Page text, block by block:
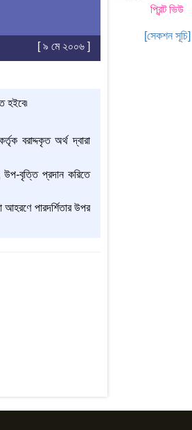
প্রিন্ট ভিউ
[সেকশন সূচি]
[ ৯ মে ২০০৬ ]
হইবে৷
বরাদ্দকৃত অর্থ দ্বারা
উপ-বৃত্তি প্রদান করিতে
পারদর্শিতার উপর